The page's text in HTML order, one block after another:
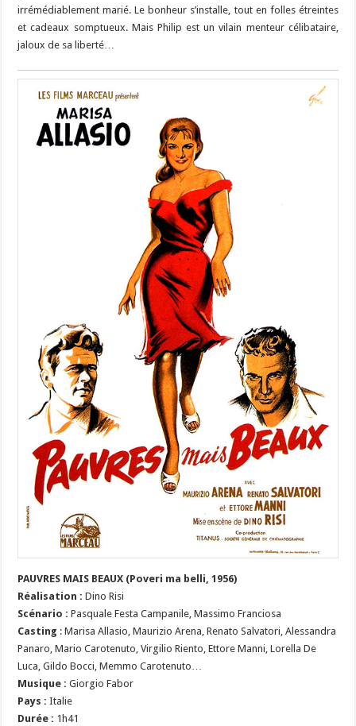
irrémédiablement marié. Le bonheur s’installe, tout en folles étreintes
et cadeaux somptueux. Mais Philip est un vilain menteur célibataire,
jaloux de sa liberté…
PAUVRES MAIS BEAUX (Poveri ma belli, 1956)
Réalisation :Dino Risi
Scénario :Pasquale Festa Campanile, Massimo Franciosa
Casting : Marisa Allasio, Maurizio Arena, Renato Salvatori, Alessandra
Panaro, Mario Carotenuto, Virgilio Riento, Ettore Manni, Lorella De
Luca, Gildo Bocci, Memmo Carotenuto…
Musique :Giorgio Fabor
Pays :Italie
Durée : 1h41